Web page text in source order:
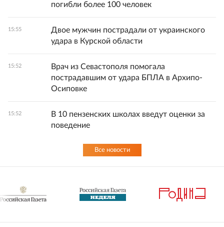
погибли более 100 человек
15:55
Двое мужчин пострадали от украинского
удара в Курской области
15:52
Врач из Севастополя помогала
пострадавшим от удара БПЛА в Архипо-
Осиповке
15:52
В 10 пензенских школах введут оценки за
поведение
Все новости